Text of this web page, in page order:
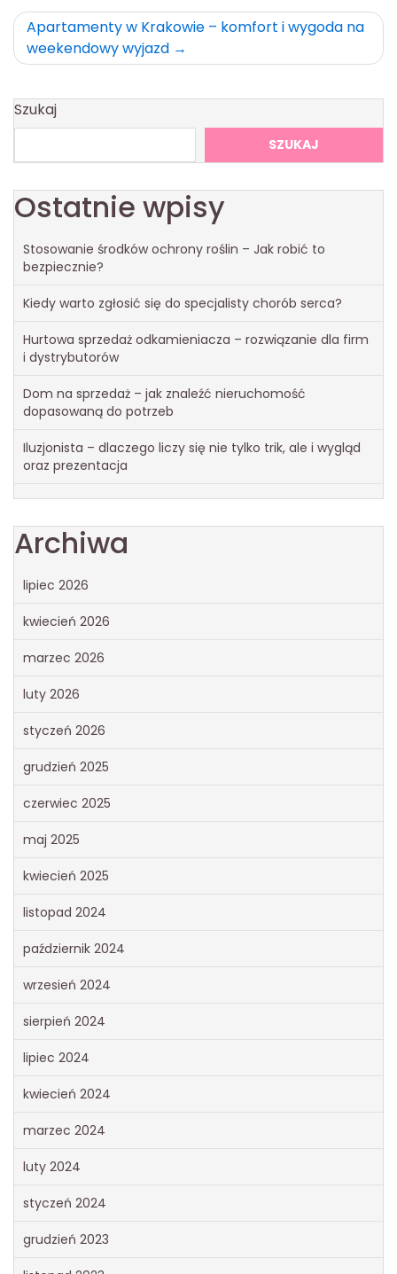
Apartamenty w Krakowie – komfort i wygoda na
weekendowy wyjazd
Szukaj
SZUKAJ
Ostatnie wpisy
Stosowanie środków ochrony roślin – Jak robić to
bezpiecznie?
Kiedy warto zgłosić się do specjalisty chorób serca?
Hurtowa sprzedaż odkamieniacza – rozwiązanie dla firm
i dystrybutorów
Dom na sprzedaż – jak znaleźć nieruchomość
dopasowaną do potrzeb
Iluzjonista – dlaczego liczy się nie tylko trik, ale i wygląd
oraz prezentacja
Archiwa
lipiec 2026
kwiecień 2026
marzec 2026
luty 2026
styczeń 2026
grudzień 2025
czerwiec 2025
maj 2025
kwiecień 2025
listopad 2024
październik 2024
wrzesień 2024
sierpień 2024
lipiec 2024
kwiecień 2024
marzec 2024
luty 2024
styczeń 2024
grudzień 2023